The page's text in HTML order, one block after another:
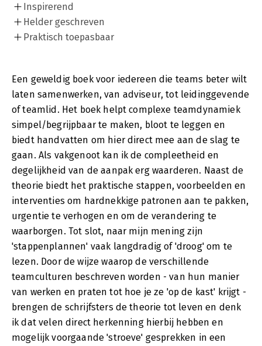
Inspirerend
Helder geschreven
Praktisch toepasbaar
Een geweldig boek voor iedereen die teams beter wilt
laten samenwerken, van adviseur, tot leidinggevende
of teamlid. Het boek helpt complexe teamdynamiek
simpel/begrijpbaar te maken, bloot te leggen en
biedt handvatten om hier direct mee aan de slag te
gaan. Als vakgenoot kan ik de compleetheid en
degelijkheid van de aanpak erg waarderen. Naast de
theorie biedt het praktische stappen, voorbeelden en
interventies om hardnekkige patronen aan te pakken,
urgentie te verhogen en om de verandering te
waarborgen. Tot slot, naar mijn mening zijn
'stappenplannen' vaak langdradig of 'droog' om te
lezen. Door de wijze waarop de verschillende
teamculturen beschreven worden - van hun manier
van werken en praten tot hoe je ze 'op de kast' krijgt -
brengen de schrijfsters de theorie tot leven en denk
ik dat velen direct herkenning hierbij hebben en
mogelijk voorgaande 'stroeve' gesprekken in een